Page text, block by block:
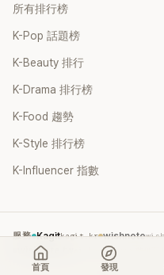
所有排行榜
K-Pop 話題榜
K-Beauty 排行
K-Drama 排行榜
K-Food 趨勢
K-Style 排行榜
K-Influencer 指數
服務 Kagitkagit.kr wishnote
wishnote.tw wishnote.tw → 整併至
首頁 發現